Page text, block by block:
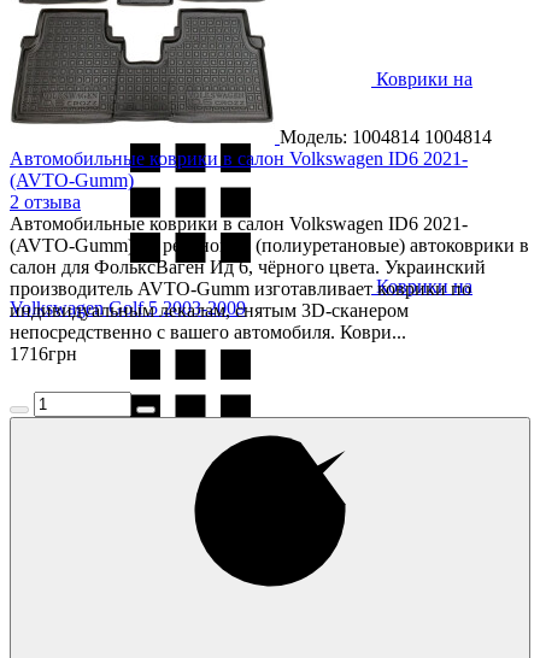
Коврики на
Volkswagen Golf 4 1998-2003
Коврики на
Volkswagen Golf 5 2003-2009
Volkswagen Golf 6 2009-2013
Модель: 1004814 1004814
Автомобильные коврики в салон Volkswagen ID6 2021-
(AVTO-Gumm)
2 отзыва
Автомобильные коврики в салон Volkswagen ID6 2021-
(AVTO-Gumm) — резиновые (полиуретановые) автоковрики в
салон для ФольксВаген Ид 6, чёрного цвета. Украинский
производитель AVTO-Gumm изготавливает коврики по
индивидуальным лекалам, снятым 3D-сканером
непосредственно с вашего автомобиля. Коври...
1716грн